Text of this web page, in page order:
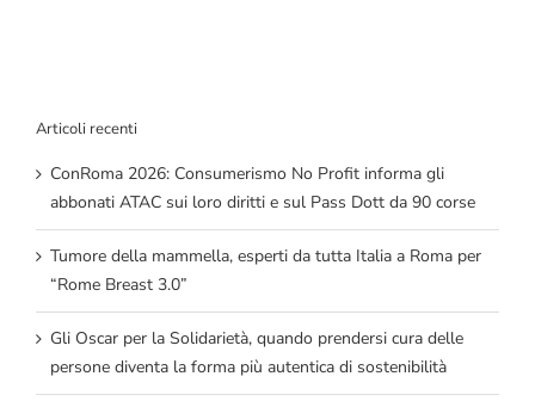
Articoli recenti
ConRoma 2026: Consumerismo No Profit informa gli
abbonati ATAC sui loro diritti e sul Pass Dott da 90 corse
Tumore della mammella, esperti da tutta Italia a Roma per
“Rome Breast 3.0”
Gli Oscar per la Solidarietà, quando prendersi cura delle
persone diventa la forma più autentica di sostenibilità